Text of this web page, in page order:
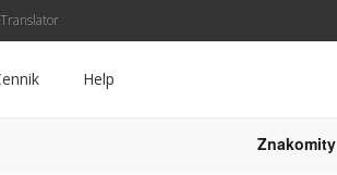
Help
Znakomity